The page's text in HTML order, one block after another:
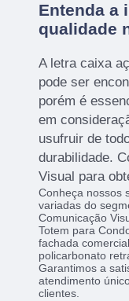
Entenda a
qualidade
A letra caixa
pode ser
porém é
em
usufruir de
durabilidade.
Visual para
Conheça nossos
variadas do
Comunicação
Totem para
fachada
policarbonato
Garantimos a
atendimento
clientes.